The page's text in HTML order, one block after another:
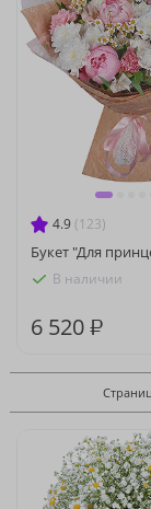
4.9 (123)
Букет "Для
В наличии
6 520 ₽